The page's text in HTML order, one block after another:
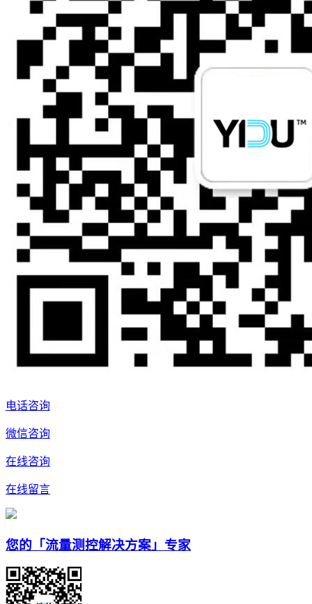
电话咨询
微信咨询
在线咨询
在线留言
您的「流量测控解决方案」专家